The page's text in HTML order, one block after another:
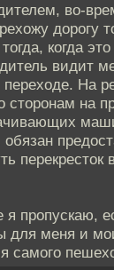
во-
дорогу
когда
видит
На
сторонам на
перекресток
я пропускаю,
для меня и
самого